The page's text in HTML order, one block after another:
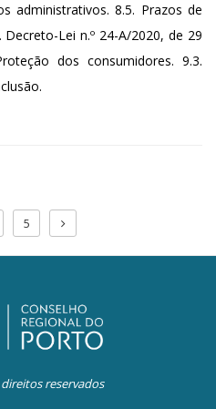
administrativos. 8.5. Prazos de
Lei n.º 24-A/2020, de 29
dos consumidores. 9.3.
5
reservados